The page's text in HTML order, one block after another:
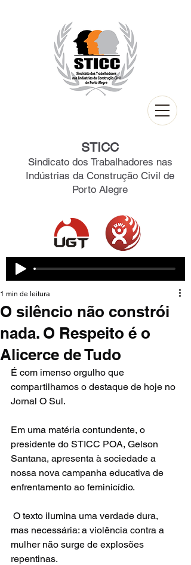
STICC
Sindicato dos Trabalhadores nas
Indústrias da Construção Civil de
Porto Alegre
O silêncio não constrói
nada. O Respeito é o
Alicerce de Tudo
1 min de leitura
É com imenso orgulho que
compartilhamos o destaque de hoje no
Jornal O Sul.
Em uma matéria contundente, o
presidente do STICC POA, Gelson
Santana, apresenta à sociedade a
nossa nova campanha educativa de
enfrentamento ao feminicídio.
O texto ilumina uma verdade dura,
mas necessária: a violência contra a
mulher não surge de explosões
repentinas.